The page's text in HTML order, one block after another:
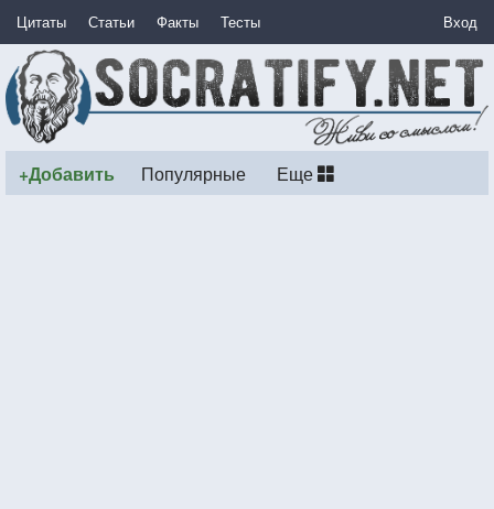
Цитаты Статьи Факты Тесты Вход
+Добавить Популярные Еще